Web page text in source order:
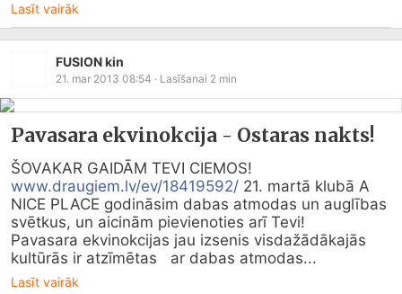
Lasīt vairāk
FUSION kin
21. mar 2013 08:54 · Lasīšanai 2 min
Pavasara ekvinokcija - Ostaras nakts!
www.draugiem.lv/ev/18419592/ 21. martā klubā A
NICE PLACE godināsim dabas atmodas un auglības
svētkus, un aicinām pievienoties arī Tevi!
Pavasara ekvinokcijas jau izsenis visdažādākajās
kultūrās ir atzīmētas   ar dabas atmodas...
Lasīt vairāk